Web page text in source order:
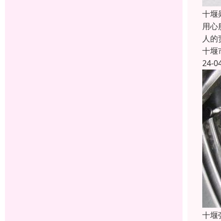
十堰
用心
人
十堰
24-
十堰